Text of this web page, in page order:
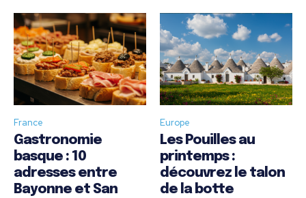
France
Gastronomie
basque : 10
adresses entre
Bayonne et San
Europe
Les Pouilles au
printemps :
découvrez le talon
de la botte